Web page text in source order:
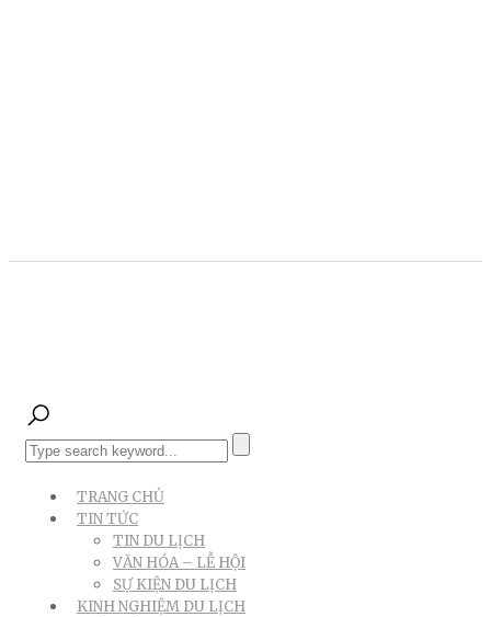
TRANG CHỦ
TIN TỨC
TIN DU LỊCH
VĂN HÓA – LỄ HỘI
SỰ KIỆN DU LỊCH
KINH NGHIỆM DU LỊCH